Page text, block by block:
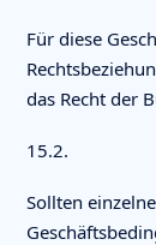
Für diese
das Recht der
15.2.
Sollten